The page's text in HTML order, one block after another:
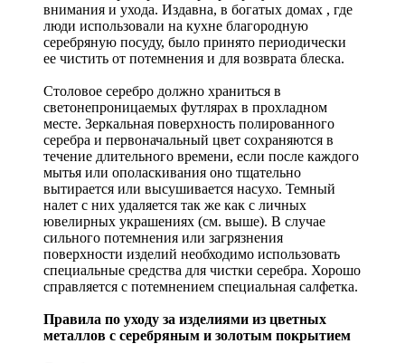
внимания и ухода. Издавна, в богатых домах , где
люди использовали на кухне благородную
серебряную посуду, было принято периодически
ее чистить от потемнения и для возврата блеска.
Столовое серебро должно храниться в
светонепроницаемых футлярах в прохладном
месте. Зеркальная поверхность полированного
серебра и первоначальный цвет сохраняются в
течение длительного времени, если после каждого
мытья или ополаскивания оно тщательно
вытирается или высушивается насухо. Темный
налет с них удаляется так же как с личных
ювелирных украшениях (см. выше). В случае
сильного потемнения или загрязнения
поверхности изделий необходимо использовать
специальные средства для чистки серебра. Хорошо
справляется с потемнением специальная салфетка.
Правила по уходу за изделиями из цветных
металлов с серебряным и золотым покрытием